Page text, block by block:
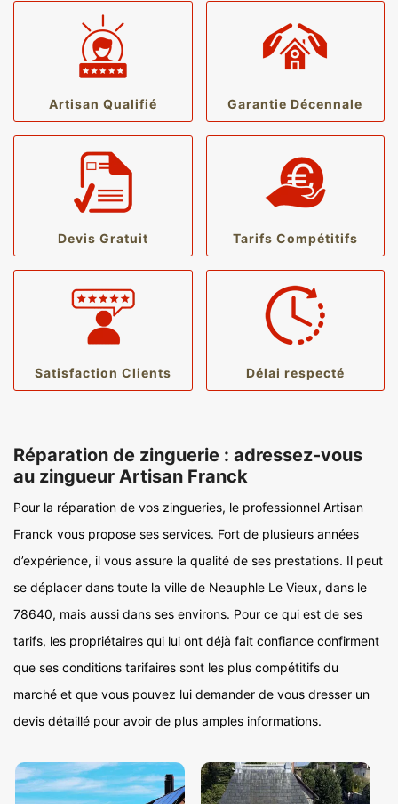
Artisan Qualifié Garantie Décennale
Devis Gratuit Tarifs Compétitifs
Satisfaction Clients Délai respecté
Réparation de zinguerie : adressez-vous
au zingueur Artisan Franck
Pour la réparation de vos zingueries, le professionnel Artisan
Franck vous propose ses services. Fort de plusieurs années
d’expérience, il vous assure la qualité de ses prestations. Il peut
se déplacer dans toute la ville de Neauphle Le Vieux, dans le
78640, mais aussi dans ses environs. Pour ce qui est de ses
tarifs, les propriétaires qui lui ont déjà fait confiance confirment
que ses conditions tarifaires sont les plus compétitifs du
marché et que vous pouvez lui demander de vous dresser un
devis détaillé pour avoir de plus amples informations.